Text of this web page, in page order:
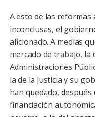
A esto de las reformas
inconclusas, el
aficionado. A medias
mercado de trabajo, la
Administraciones
la de la justicia y su
han quedado, después
financiación